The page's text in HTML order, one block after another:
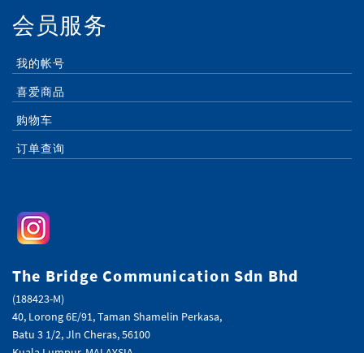
会员服务
我的帐号
喜爱商品
购物车
订单查询
The Bridge Communication Sdn Bhd
(188423-M)
40, Lorong 6E/91, Taman Shamelin Perkasa,
Batu 3 1/2, Jln Cheras, 56100